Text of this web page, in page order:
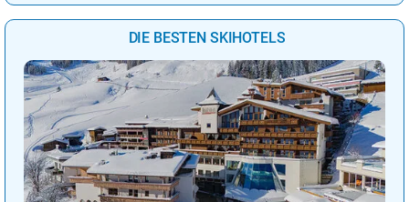
DIE BESTEN SKIHOTELS